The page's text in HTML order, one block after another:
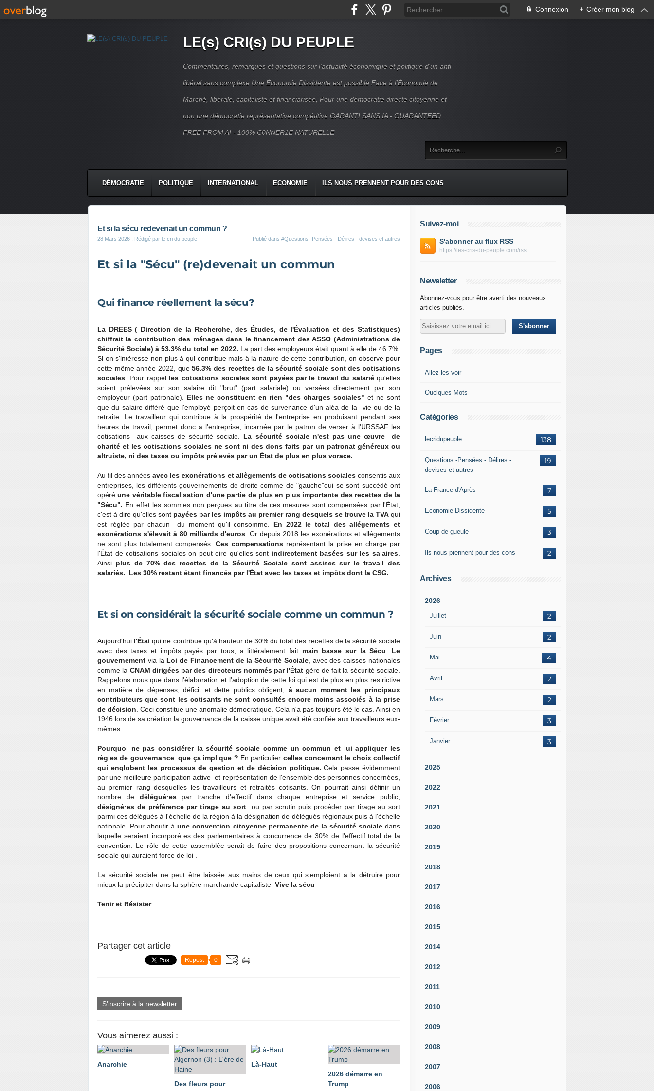
Connexion + Créer mon blog
LE(s) CRI(s) DU PEUPLE
Commentaires, remarques et questions sur l'actualité économique et politique d'un anti
libéral sans complexe Une Économie Dissidente est possible Face à l'Économie de
Marché, libérale, capitaliste et financiarisée, Pour une démocratie directe citoyenne et
non une démocratie représentative compétitive GARANTI SANS IA - GUARANTEED
FREE FROM AI - 100% C0NNER1E NATURELLE
DÉMOCRATIE POLITIQUE INTERNATIONAL ECONOMIE ILS NOUS PRENNENT POUR DES CONS
Et si la sécu redevenait un commun ?
28 Mars 2026 , Rédigé par le cri du peuple Publié dans #Questions -Pensées - Délires - devises et autres
Et si la "Sécu" (re)devenait un commun
Qui finance réellement la sécu?
La DREES ( Direction de la Recherche, des Études, de l'Évaluation et des Statistiques)
chiffrait la contribution des ménages dans le financement des ASSO (Administrations de
Sécurité Sociale) à 53.3% du total en 2022. La part des employeurs était quant à elle de 46.7%.
Si on s'intéresse non plus à qui contribue mais à la nature de cette contribution, on observe pour
cette même année 2022, que56.3% des recettes de la sécurité sociale sont des cotisations
sociales . Pour rappel les cotisations sociales sont payées par le travail du salariéqu'elles
soient prélevées sur son salaire dit "brut" (part salariale) ou versées directement par son
employeur (part patronale).
Elles ne constituent en rien "des charges sociales" et ne sont
que du salaire différé que l'employé perçoit en cas de survenance d'un aléa de la vie ou de la
retraite. Le travailleur qui contribue à la prospérité de l'entreprise en produisant pendant ses
heures de travail, permet donc à l'entreprise, incarnée par le patron de verser à l'URSSAF les
cotisations aux caisses de sécurité sociale. La sécurité sociale n'est pas une œuvre de
charité et les cotisations sociales ne sont ni des dons faits par un patronat généreux ou
altruiste, ni des taxes ou impôts prélevés par un État de plus en plus vorace.
Au fil des annéesavec les exonérations et allègements de cotisations sociales consentis aux
entreprises, les différents gouvernements de droite comme de "gauche"qui se sont succédé ont
opéréune véritable fiscalisation d'une partie de plus en plus importante des recettes de la
"Sécu". En effet les sommes non perçues au titre de ces mesures sont compensées par l'État,
c'est à dire qu'elles sont payées par les impôts au premier rang desquels se trouve la TVA qui
est réglée par chacun du moment qu'il consomme. En 2022 le total des allégements et
exonérations s'élevait à 80 milliards d'euros . Or depuis 2018 les exonérations et allégements
ne sont plus totalement compensés.Ces compensations représentant la prise en charge par
l'État de cotisations sociales on peut dire qu'elles sont indirectement basées sur les salaires
Ainsi plus de 70% des recettes de la Sécurité Sociale sont assises sur le travail des
salariés. Les 30% restant étant financés par l'État avec les taxes et impôts dont la CSG.
Et si on considérait la sécurité sociale comme un commun ?
Aujourd'hui l'État qui ne contribue qu'à hauteur de 30% du total des recettes de la sécurité sociale
avec des taxes et impôts payés par tous, a littéralement fait main basse sur la Sécu
Le
gouvernement via la Loi de Financement de la Sécurité Sociale, avec des caisses nationales
comme la CNAM dirigées par des directeurs nommés par l'État gère de fait la sécurité sociale.
Rappelons nous que dans l'élaboration et l'adoption de cette loi qui est de plus en plus restrictive
en matière de dépenses, déficit et dette publics obligent, à aucun moment les principaux
contributeurs que sont les cotisants ne sont consultés encore moins associés à la prise
de décision . Ceci constitue une anomalie démocratique. Cela n'a pas toujours été le cas. Ainsi en
1946 lors de sa création la gouvernance de la caisse unique avait été confiée aux travailleurs eux-
mêmes.
Pourquoi ne pas considérer la sécurité sociale comme un commun et lui appliquer les
règles de gouvernance que ça implique ? En particulier celles concernant le choix collectif
qui englobent les processus de gestion et de décision politique. Cela passe évidemment
par une meilleure participation active et représentation de l'ensemble des personnes concernées,
au premier rang desquelles les travailleurs et retraités cotisants. On pourrait ainsi définir un
nombre de délégué·espar tranche d'effectif dans chaque entreprise et service public,
désigné·es de préférence par tirage au sort
ou par scrutin puis procéder par tirage au sort
parmi ces délégués à l'échelle de la région à la désignation de délégués régionaux puis à l'échelle
nationale. Pour aboutir àune convention citoyenne permanente de la sécurité socialedans
laquelle seraient incorporé·es des parlementaires à concurrence de 30% de l'effectif total de la
convention. Le rôle de cette assemblée serait de faire des propositions concernant la sécurité
sociale qui auraient force de loi .
La sécurité sociale ne peut être laissée aux mains de ceux qui s'emploient à la détruire pour
mieux la précipiter dans la sphère marchande capitaliste. Vive la sécu
Tenir et Résister
Partager cet article
Repost 0
S'inscrire à la newsletter
Vous aimerez aussi :
Anarchie
Des fleurs pour
Là-Haut
2026 démarre en
Trump
Suivez-moi
S'abonner au flux RSS
https://les-cris-du-peuple.com/rss
Newsletter
Abonnez-vous pour être averti des nouveaux
articles publiés.
Pages
Allez les voir
Quelques Mots
Catégories
138
lecridupeuple
19
Questions -Pensées - Délires -
devises et autres
7
La France d'Après
5
Economie Dissidente
3
Coup de gueule
2
Ils nous prennent pour des cons
Archives
2026
Juillet 2
Juin 2
Mai 4
Avril 2
Mars 2
Février 3
Janvier 3
2025
2022
2021
2020
2019
2018
2017
2016
2015
2014
2012
2011
2010
2009
2008
2007
2006